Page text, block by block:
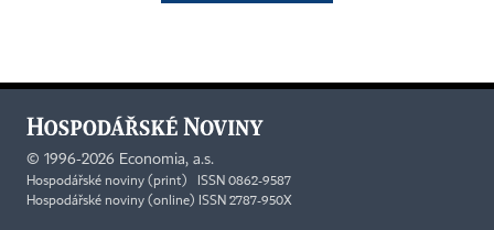
© 1996-2026 Economia, a.s.
Hospodářské noviny (print) ISSN 0862-9587
Hospodářské noviny (online) ISSN 2787-950X